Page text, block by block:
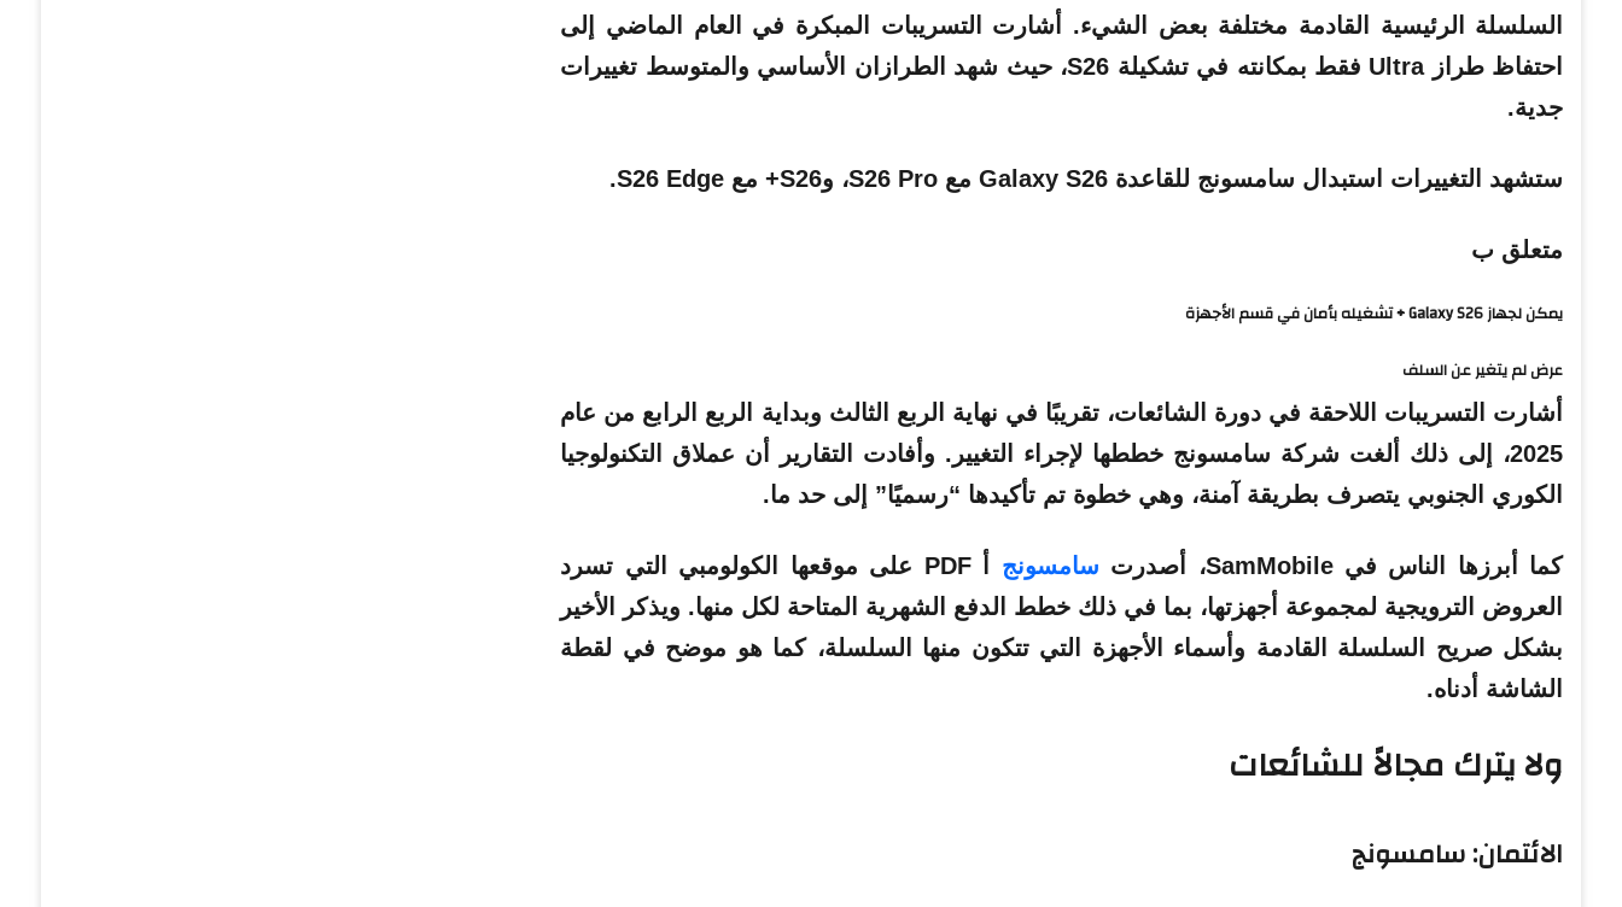
السلسلة الرئيسية القادمة مختلفة بعض الشيء. أشارت التسريبات المبكرة في العام الماضي إلى
احتفاظ طراز Ultra فقط بمكانته في تشكيلة S26، حيث شهد الطرازان الأساسي والمتوسط ​​تغييرات
جدية.
ستشهد التغييرات استبدال سامسونج للقاعدة Galaxy S26 مع S26 Pro، وS26+ مع S26 Edge.
متعلق ب
يمكن لجهاز Galaxy S26 + تشغيله بأمان في قسم الأجهزة
عرض لم يتغير عن السلف
أشارت التسريبات اللاحقة في دورة الشائعات، تقريبًا في نهاية الربع الثالث وبداية الربع الرابع من عام
2025، إلى ذلك ألغت شركة سامسونج خططها لإجراء التغيير. وأفادت التقارير أن عملاق التكنولوجيا
الكوري الجنوبي يتصرف بطريقة آمنة، وهي خطوة تم تأكيدها “رسميًا” إلى حد ما.
كما أبرزها الناس في SamMobile، أصدرت سامسونج
أ PDF على موقعها الكولومبي التي تسرد
العروض الترويجية لمجموعة أجهزتها، بما في ذلك خطط الدفع الشهرية المتاحة لكل منها. ويذكر الأخير
بشكل صريح السلسلة القادمة وأسماء الأجهزة التي تتكون منها السلسلة، كما هو موضح في لقطة
الشاشة أدناه.
ولا يترك مجالاً للشائعات
الائتمان: سامسونج